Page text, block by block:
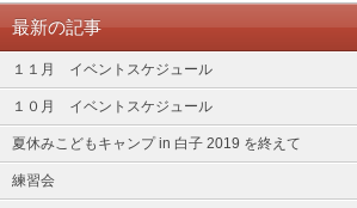
最新の記事
１１月 イベントスケジュール
１０月 イベントスケジュール
夏休みこどもキャンプ in 白子 2019 を終えて
練習会